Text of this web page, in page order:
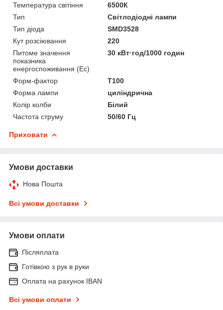
Температура світіння
6500К
Тип
Світлодіодні лампи
Тип діода
SMD3528
Кут розсіювання
220
Питоме значення
показника
енергоспоживання (Ес)
30 кВт·год/1000 годин
Форм-фактор
Т100
Форма лампи
циліндрична
Колір колби
Білий
Частота струму
50/60 Гц
Приховати
Умови доставки
Нова Пошта
Всі умови доставки
Умови оплати
Післяплата
Готівкою з рук в руки
Оплата на рахунок IBAN
Всі умови оплати